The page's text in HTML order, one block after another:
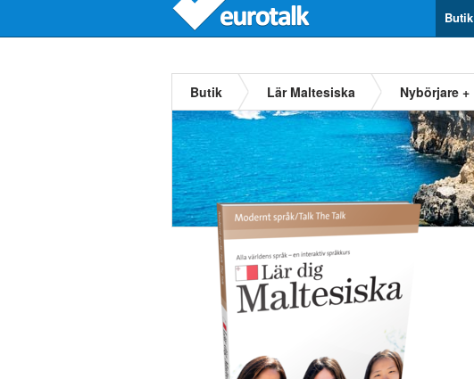
Butik
Butik Lär Maltesiska Nybörjare +